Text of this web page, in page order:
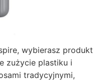
wybierasz produkt
zużycie plastiku i
tradycyjnymi,